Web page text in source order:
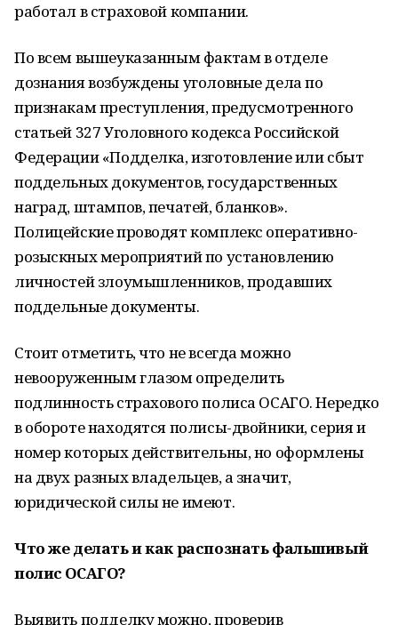
работал в страховой компании.
По всем вышеуказанным фактам в отделе
дознания возбуждены уголовные дела по
признакам преступления, предусмотренного
статьей 327 Уголовного кодекса Российской
Федерации «Подделка, изготовление или сбыт
поддельных документов, государственных
наград, штампов, печатей, бланков».
Полицейские проводят комплекс оперативно-
розыскных мероприятий по установлению
личностей злоумышленников, продавших
поддельные документы.
Стоит отметить, что не всегда можно
невооруженным глазом определить
подлинность страхового полиса ОСАГО. Нередко
в обороте находятся полисы-двойники, серия и
номер которых действительны, но оформлены
на двух разных владельцев, а значит,
юридической силы не имеют.
Что же делать и как распознать фальшивый
полис ОСАГО?
Выявить подделку можно, проверив